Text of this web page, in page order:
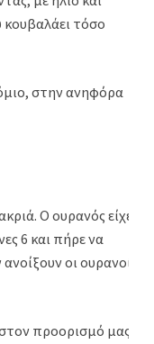
τόσο
στην ανηφόρα
Ο ουρανός είχε
6 και πήρε να
οι ουρανοί
προορισμό μας,